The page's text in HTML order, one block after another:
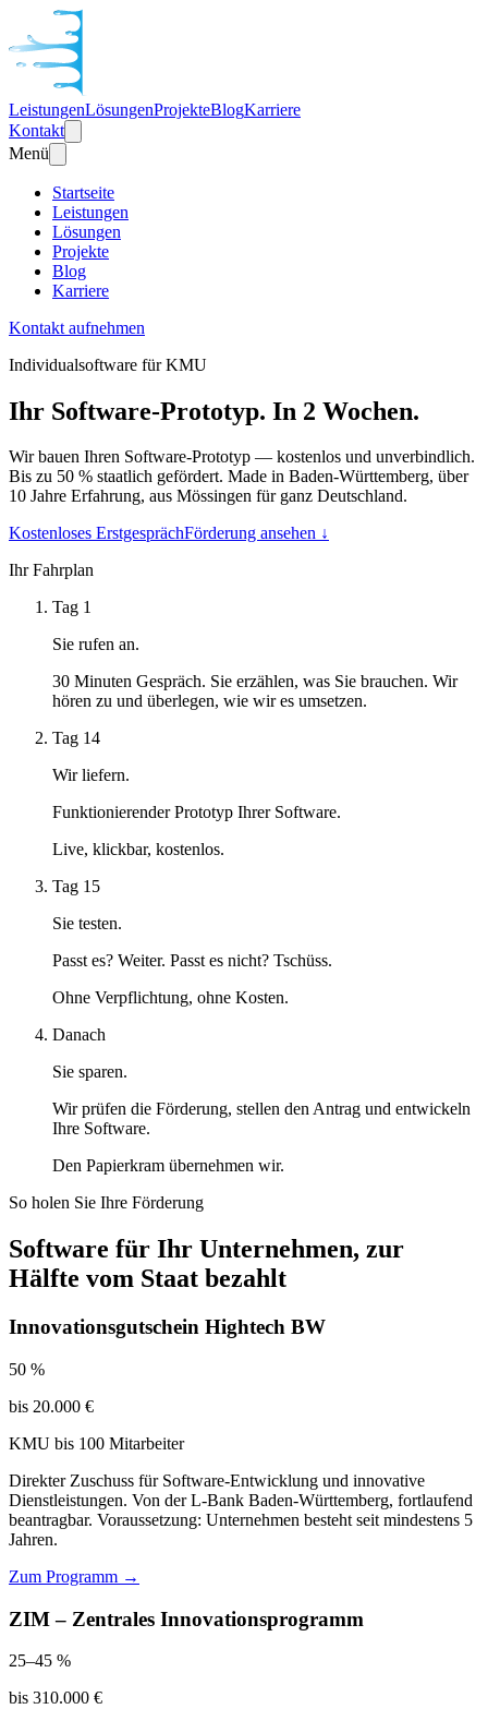
LeistungenLösungenProjekteBlogKarriere
Kontakt
Menü
Startseite
Leistungen
Lösungen
Projekte
Blog
Karriere
Kontakt aufnehmen
Individualsoftware für KMU
Ihr Software-Prototyp. In 2 Wochen.
Wir bauen Ihren Software-Prototyp — kostenlos und unverbindlich.
Bis zu 50 % staatlich gefördert. Made in Baden-Württemberg, über
10 Jahre Erfahrung, aus Mössingen für ganz Deutschland.
Kostenloses ErstgesprächFörderung ansehen ↓
Ihr Fahrplan
Tag 1
Sie rufen an.
30 Minuten Gespräch. Sie erzählen, was Sie brauchen. Wir
hören zu und überlegen, wie wir es umsetzen.
Tag 14
Wir liefern.
Funktionierender Prototyp Ihrer Software.
Live, klickbar, kostenlos.
Tag 15
Sie testen.
Passt es? Weiter. Passt es nicht? Tschüss.
Ohne Verpflichtung, ohne Kosten.
Danach
Sie sparen.
Wir prüfen die Förderung, stellen den Antrag und entwickeln
Ihre Software.
Den Papierkram übernehmen wir.
So holen Sie Ihre Förderung
Software für Ihr Unternehmen, zur
Hälfte vom Staat bezahlt
Innovationsgutschein Hightech BW
50 %
bis 20.000 €
KMU bis 100 Mitarbeiter
Direkter Zuschuss für Software-Entwicklung und innovative
Dienstleistungen. Von der L-Bank Baden-Württemberg, fortlaufend
beantragbar. Voraussetzung: Unternehmen besteht seit mindestens 5
Jahren.
Zum Programm →
ZIM – Zentrales Innovationsprogramm
25–45 %
bis 310.000 €